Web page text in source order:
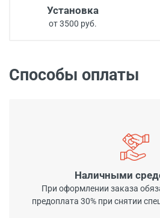
Установка
от 3500 руб.
Способы оплаты
Наличными
При оформлении заказа
предоплата 30% при снятии